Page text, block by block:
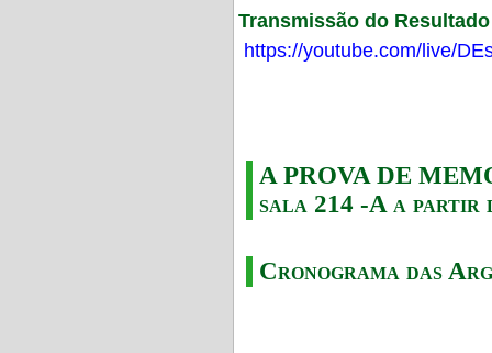
Transmissão do
https://youtube.com/live/
A PROVA DE
sala 214 -A a partir
Cronograma das